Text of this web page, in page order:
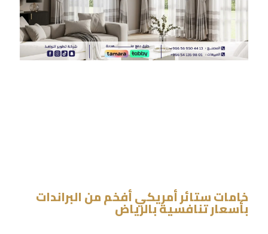
خامات ستائر أمريكي أفخم من البراندات
بأسعار تنافسية بالرياض